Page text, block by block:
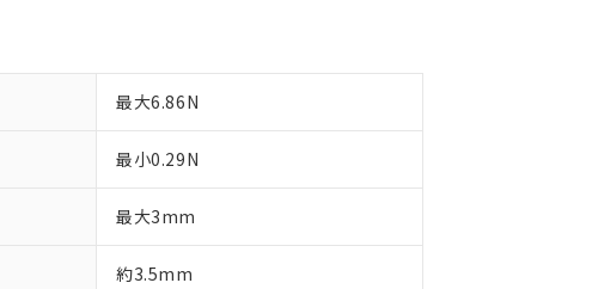
最大6.86N
最小0.29N
最大3mm
約3.5mm